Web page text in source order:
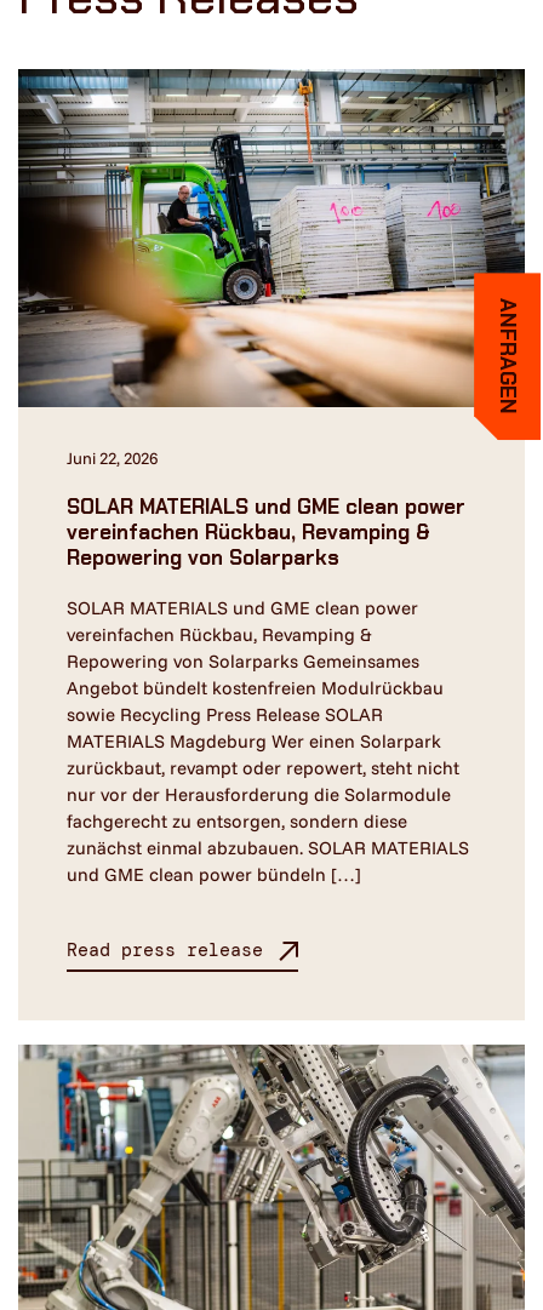
Juni 22, 2026
SOLAR MATERIALS und GME clean power
vereinfachen Rückbau, Revamping &
Repowering von Solarparks
SOLAR MATERIALS und GME clean power
vereinfachen Rückbau, Revamping &
Repowering von Solarparks Gemeinsames
Angebot bündelt kostenfreien Modulrückbau
sowie Recycling Press Release SOLAR
MATERIALS Magdeburg Wer einen Solarpark
zurückbaut, revampt oder repowert, steht nicht
nur vor der Herausforderung die Solarmodule
fachgerecht zu entsorgen, sondern diese
zunächst einmal abzubauen. SOLAR MATERIALS
und GME clean power bündeln […]
Read press release
ANFRAGEN